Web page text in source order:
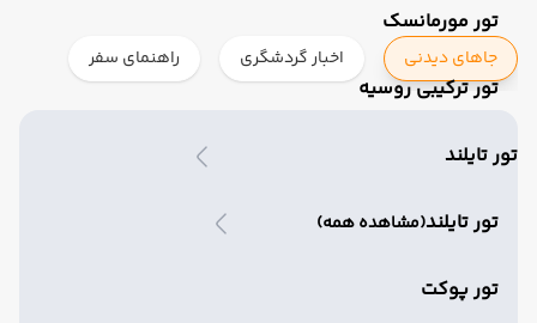
تور مورمانسک
تور ترکیبی روسیه
تور تایلند
تور تایلند(مشاهده همه)
تور پوکت
جاهای دیدنی اخبار گردشگری راهنمای سفر